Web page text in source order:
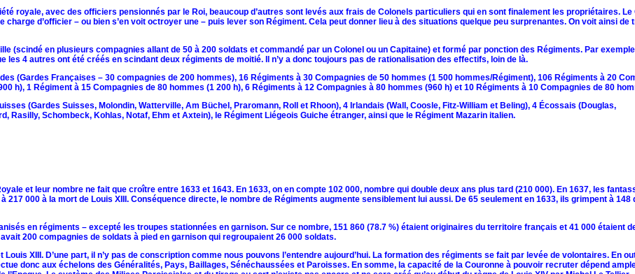
royale, avec des officiers pensionnés par le Roi, beaucoup d’autres sont levés aux frais de Colonels particuliers qui en sont finalement les propriétaires. Le
d’officier – ou bien s’en voit octroyer une – puis lever son Régiment. Cela peut donner lieu à des situations quelque peu surprenantes. On voit ainsi de
(scindé en plusieurs compagnies allant de 50 à 200 soldats et commandé par un Colonel ou un Capitaine) et formé par ponction des Régiments. Par
les 4 autres ont été créés en scindant deux régiments de moitié. Il n’y a donc toujours pas de rationalisation des effectifs, loin de là.
(Gardes Françaises – 30 compagnies de 200 hommes), 16 Régiments à 30 Compagnies de 50 hommes (1 500 hommes/Régiment), 106 Régiments à 20
h), 1 Régiment à 15 Compagnies de 80 hommes (1 200 h), 6 Régiments à 12 Compagnies à 80 hommes (960 h) et 10 Régiments à 10 Compagnies de 80
(Gardes Suisses, Molondin, Watterville, Am Büchel, Praromann, Roll et Rhoon), 4 Irlandais (Wall, Coosle, Fitz-William et Beling), 4 Écossais (Douglas,
Rasilly, Schombeck, Kohlas, Notaf, Ehm et Axtein), le Régiment Liégeois Guiche étranger, ainsi que le Régiment Mazarin italien.
et leur nombre ne fait que croître entre 1633 et 1643. En 1633, on en compte 102 000, nombre qui double deux ans plus tard (210 000). En 1637, les
000 à la mort de Louis XIII. Conséquence directe, le nombre de Régiments augmente sensiblement lui aussi. De 65 seulement en 1633, ils grimpent à 148
en régiments – excepté les troupes stationnées en garnison. Sur ce nombre, 151 860 (78.7 %) étaient originaires du territoire français et 41 000 étaient
200 compagnies de soldats à pied en garnison qui regroupaient 26 000 soldats.
XIII. D’une part, il n’y pas de conscription comme nous pouvons l’entendre aujourd’hui. La formation des régiments se fait par levée de volontaires. En
donc aux échelons des Généralités, Pays, Baillages, Sénéchaussées et Paroisses. En somme, la capacité de la Couronne à pouvoir recruter dépend